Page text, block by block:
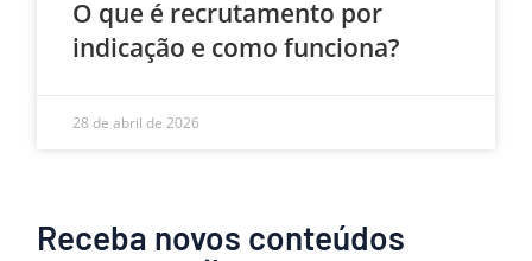
O que é recrutamento por
indicação e como funciona?
28 de abril de 2026
Receba novos conteúdos